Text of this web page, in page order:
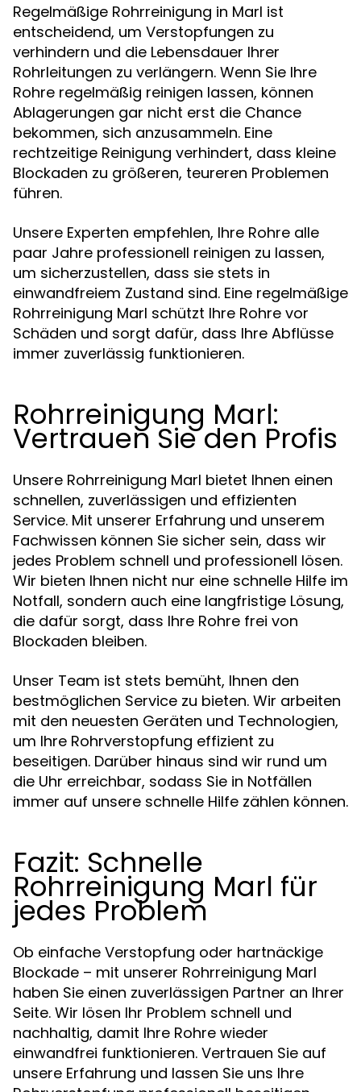
Regelmäßige Rohrreinigung in Marl ist
entscheidend, um Verstopfungen zu
verhindern und die Lebensdauer Ihrer
Rohrleitungen zu verlängern. Wenn Sie Ihre
Rohre regelmäßig reinigen lassen, können
Ablagerungen gar nicht erst die Chance
bekommen, sich anzusammeln. Eine
rechtzeitige Reinigung verhindert, dass kleine
Blockaden zu größeren, teureren Problemen
führen.
Unsere Experten empfehlen, Ihre Rohre alle
paar Jahre professionell reinigen zu lassen,
um sicherzustellen, dass sie stets in
einwandfreiem Zustand sind. Eine regelmäßige
Rohrreinigung Marl schützt Ihre Rohre vor
Schäden und sorgt dafür, dass Ihre Abflüsse
immer zuverlässig funktionieren.
Rohrreinigung Marl:
Vertrauen Sie den Profis
Unsere Rohrreinigung Marl bietet Ihnen einen
schnellen, zuverlässigen und effizienten
Service. Mit unserer Erfahrung und unserem
Fachwissen können Sie sicher sein, dass wir
jedes Problem schnell und professionell lösen.
Wir bieten Ihnen nicht nur eine schnelle Hilfe im
Notfall, sondern auch eine langfristige Lösung,
die dafür sorgt, dass Ihre Rohre frei von
Blockaden bleiben.
Unser Team ist stets bemüht, Ihnen den
bestmöglichen Service zu bieten. Wir arbeiten
mit den neuesten Geräten und Technologien,
um Ihre Rohrverstopfung effizient zu
beseitigen. Darüber hinaus sind wir rund um
die Uhr erreichbar, sodass Sie in Notfällen
immer auf unsere schnelle Hilfe zählen können.
Fazit: Schnelle
Rohrreinigung Marl für
jedes Problem
Ob einfache Verstopfung oder hartnäckige
Blockade – mit unserer Rohrreinigung Marl
haben Sie einen zuverlässigen Partner an Ihrer
Seite. Wir lösen Ihr Problem schnell und
nachhaltig, damit Ihre Rohre wieder
einwandfrei funktionieren. Vertrauen Sie auf
unsere Erfahrung und lassen Sie uns Ihre